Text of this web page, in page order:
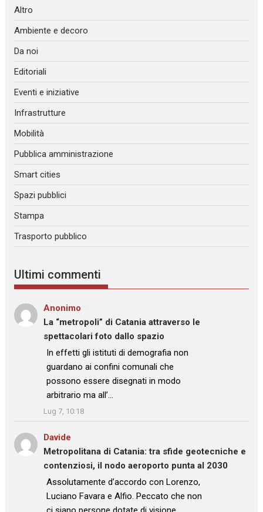
Altro
Ambiente e decoro
Da noi
Editoriali
Eventi e iniziative
Infrastrutture
Mobilità
Pubblica amministrazione
Smart cities
Spazi pubblici
Stampa
Trasporto pubblico
Ultimi commenti
Anonimo
La “metropoli” di Catania attraverso le
spettacolari foto dallo spazio
: “
In effetti gli istituti di demografia non
guardano ai confini comunali che
possono essere disegnati in modo
arbitrario ma all’…
”
Lug 7, 10:18
Davide
Metropolitana di Catania: tra sfide geotecniche e
contenziosi, il nodo aeroporto punta al 2030
: “
Assolutamente d’accordo con Lorenzo,
Luciano Favara e Alfio. Peccato che non